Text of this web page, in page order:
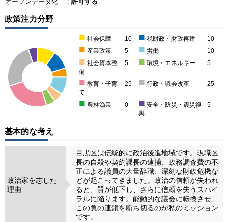
政策注力分野
■ 社会保障 10 ■ 税財政・財政再建 10
■ 産業政策 5 ■ 労働 10
■ 社会資本整
備
5 ■ 環境・エネルギー 5
■ 教育・子育
て
25 ■ 行政・議会改革 25
■ 農林漁業 0 ■ 安全・防災・震災復
興
5
基本的な考え
政治家を志した
理由
目黒区は伝統的に政治後進地域です。現職区
長の自殺や契約課長の逮捕、政務調査費の不
正による議員の大量辞職、深刻な財政危機な
どが起こってきました。政治の信頼が失われ
ると、質が低下し、さらに信頼を失うスパイ
ラルに陥ります。能動的な議会に転換させ、
この負の連鎖を断ち切るのが私のミッション
です。